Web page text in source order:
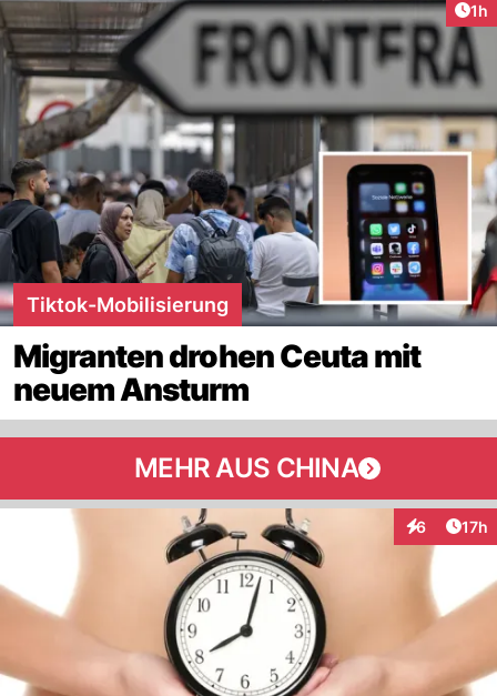
1h
Tiktok-Mobilisierung
Migranten drohen Ceuta mit
neuem Ansturm
MEHR AUS CHINA
6 17h